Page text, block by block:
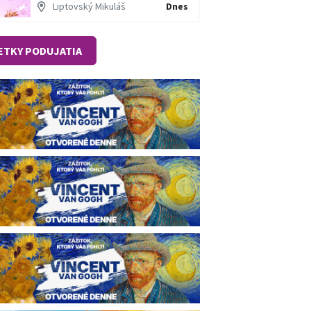
Liptovský Mikuláš Dnes
PODUJATIA